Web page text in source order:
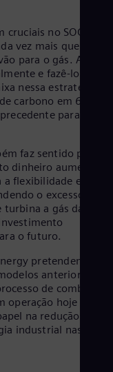
no SOCP em
vez mais que a
para o gás. A
e fazê-lo com
nessa estratégia. E
carbono em 60%,
para
faz sentido para os
dinheiro
flexibilidade e
o excesso de
a gás da
o futuro.
pretendem
anteriores
de combustão
hoje em
na redução das
industrial nas